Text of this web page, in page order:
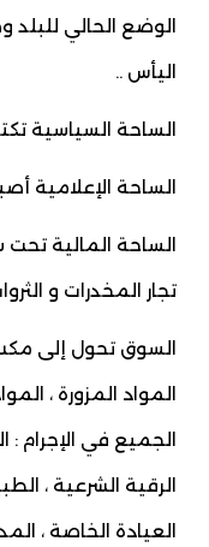
الوضع الحالي
اليأس ..
الساحة السياسية
الساحة الإعلامية
الساحة المالية
تجار المخدرات و
السوق تحول إلى
المواد المزورة ،
الجميع في الإجرام :
الرقية الشرعية ،
العيادة الخاصة ،